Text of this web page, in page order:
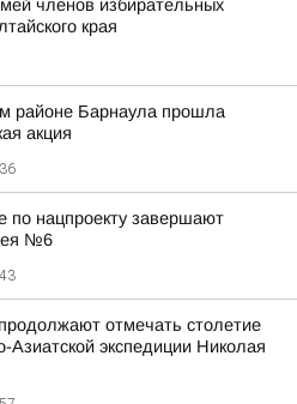
членов избирательных
края
районе Барнаула прошла
акция
по нацпроекту завершают
№6
отмечать столетие
Азиатской экспедиции Николая